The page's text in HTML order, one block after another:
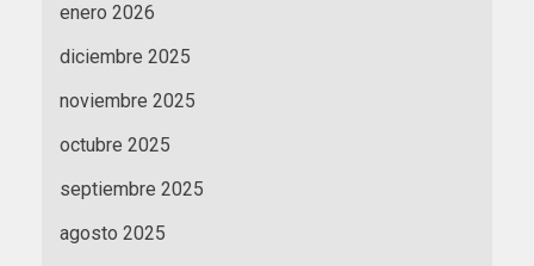
enero 2026
diciembre 2025
noviembre 2025
octubre 2025
septiembre 2025
agosto 2025